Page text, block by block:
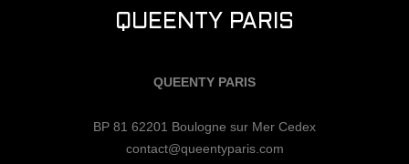
QUEENTY PARIS
QUEENTY PARIS
BP 81 62201 Boulogne sur Mer Cedex
contact@queentyparis.com